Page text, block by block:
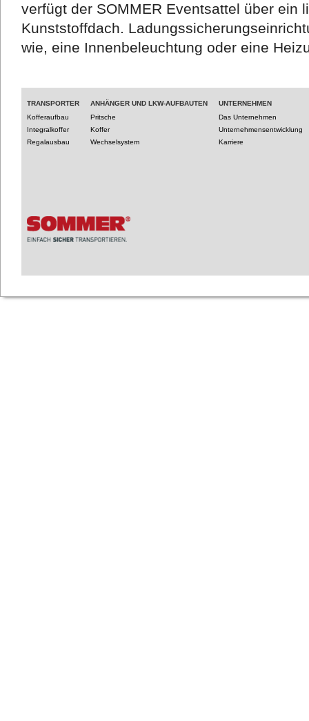
verfügt der SOMMER Eventsattel über ein
Kunststoffdach.
wie, eine Innenbeleuchtung oder eine
TRANSPORTER
Kofferaufbau
Integralkoffer
Regalausbau
ANHÄNGER UND LKW-AUFBAUTEN
Pritsche
Koffer
Wechselsystem
UNTERNEHMEN
Das Unternehmen
Unternehmensentwicklung
Karriere